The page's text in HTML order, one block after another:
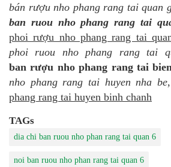
bán rượu nho phang rang tai quan
ban ruou nho phang rang tai
phoi rượu nho phang rang tai
phoi ruou nho phang rang tai
ban rượu nho phang rang tai
nho phang rang tai huyen nha be,
phang rang tai huyen binh chanh
TAGs
dia chi ban ruou nho phan rang tai quan 6
noi ban ruou nho phan rang tai quan 6